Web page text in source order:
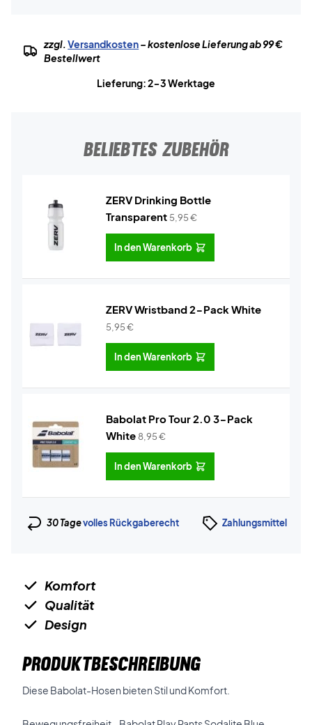
zzgl.Versandkosten– kostenlose Lieferung ab 99 €
Bestellwert
Lieferung: 2-3 Werktage
BELIEBTES ZUBEHÖR
ZERV Drinking Bottle
Transparent 5,95€
In den Warenkorb
ZERV Wristband 2-Pack White
5,95€
In den Warenkorb
Babolat Pro Tour 2.0 3-Pack
White 8,95€
In den Warenkorb
30 Tagevolles Rückgaberecht Zahlungsmittel
Komfort
Qualität
Design
PRODUKTBESCHREIBUNG
Diese Babolat-Hosen bieten Stil und Komfort.